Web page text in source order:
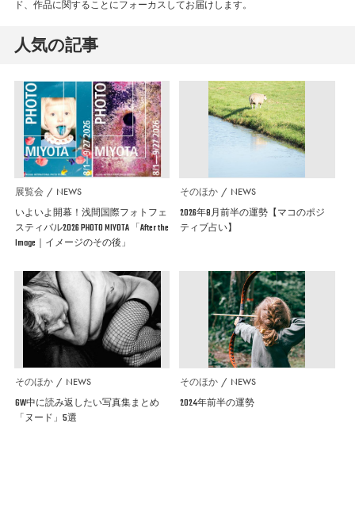
ド、作品に関することにフォーカスしてお届けします。
人気の記事
展覧会 NEWS
いよいよ開幕！浅間国際フォトフェ
スティバル2026 PHOTO MIYOTA 「After the
Image｜イメージのその後」
そのほか NEWS
2026年8月前半の運勢【マコのポジ
ティブ占い】
そのほか NEWS
GW中に読み返したい写真集まとめ
「ヌード」5選
そのほか NEWS
2024年前半の運勢